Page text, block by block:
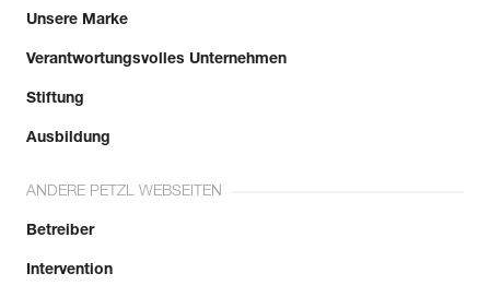
Unsere Marke
Verantwortungsvolles Unternehmen
Stiftung
Ausbildung
ANDERE PETZL WEBSEITEN
Betreiber
Intervention